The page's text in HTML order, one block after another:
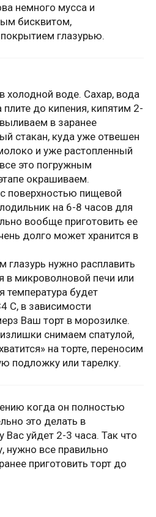
немного мусса и
бисквитом,
глазурью.
холодной воде. Сахар, вода
до кипения, кипятим 2-
в заранее
стакан, куда уже отвешен
и уже растопленный
это погружным
окрашиваем.
поверхностью пищевой
на 6-8 часов для
вообще приготовить ее
долго может хранится в
глазурь нужно расплавить
в микроволновой печи или
температура будет
С, в зависимости
Ваш торт в морозилке.
снимаем спатулой,
на торте, переносим
подложку или тарелку.
когда он полностью
это делать в
Вас уйдет 2-3 часа. Так что
нужно все правильно
приготовить торт до